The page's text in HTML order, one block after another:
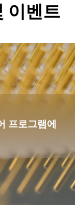
이벤트
프로그램에